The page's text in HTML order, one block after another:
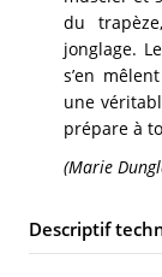
du
jonglage.
s’en
une
prépare à
(Marie
Descriptif